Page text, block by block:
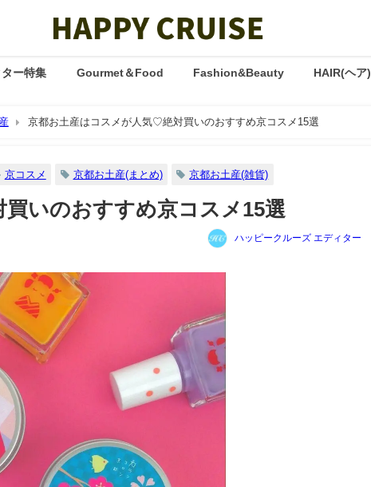
ー特集 Gourmet＆Food Fashion&Beauty HAIR(ヘア)
京都お土産はコスメが人気♡絶対買いのおすすめ京コスメ15選
京コスメ 京都お土産(まとめ) 京都お土産(雑貨)
いのおすすめ京コスメ15選
ハッピークルーズ エディター